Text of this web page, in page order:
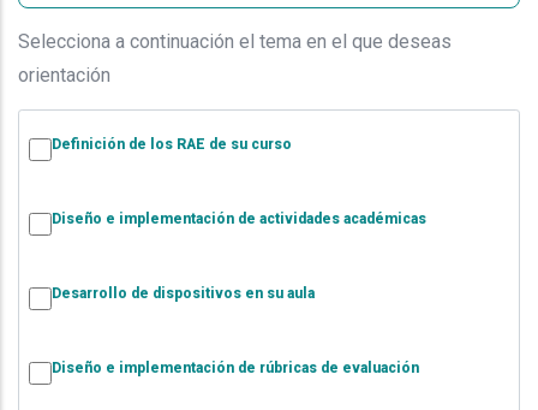
Selecciona a continuación el tema en el que deseas
orientación
Selecciona a continuación el tema en el
Definición de los RAE de su curso
Diseño e implementación de actividades académicas
Desarrollo de dispositivos en su aula
Diseño e implementación de rúbricas de evaluación